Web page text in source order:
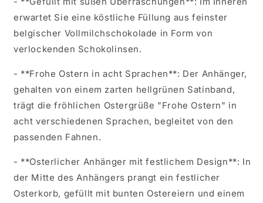
erwartet Sie eine köstliche Füllung aus feinster
belgischer Vollmilchschokolade in Form von
verlockenden Schokolinsen.
- **Frohe Ostern in acht Sprachen**: Der Anhänger,
gehalten von einem zarten hellgrünen Satinband,
trägt die fröhlichen Ostergrüße "Frohe Ostern" in
acht verschiedenen Sprachen, begleitet von den
passenden Fahnen.
- **Osterlicher Anhänger mit festlichem Design**: In
der Mitte des Anhängers prangt ein festlicher
Osterkorb, gefüllt mit bunten Ostereiern und einem